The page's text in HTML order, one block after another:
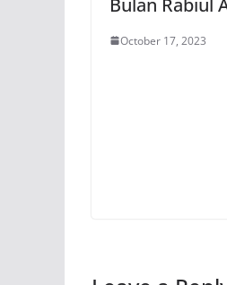
October 17, 2023